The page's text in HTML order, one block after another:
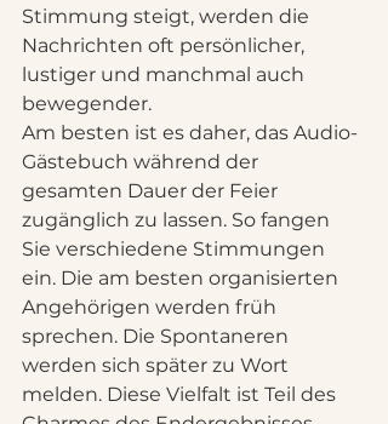
Stimmung steigt, werden die
Nachrichten oft persönlicher,
lustiger und manchmal auch
bewegender.
Am besten ist es daher, das Audio-
Gästebuch während der
gesamten Dauer der Feier
zugänglich zu lassen. So fangen
Sie verschiedene Stimmungen
ein. Die am besten organisierten
Angehörigen werden früh
sprechen. Die Spontaneren
werden sich später zu Wort
melden. Diese Vielfalt ist Teil des